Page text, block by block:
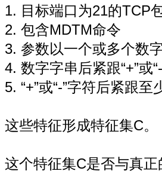
1. 目标端口为21的TCP
2. 包含MDTM命令
3. 参数以一个或多个数
4. 数字字串后紧跟“+”或
5. “+”或“-”字符后紧跟
这些特征形成特征集C。
这个特征集C是否与真